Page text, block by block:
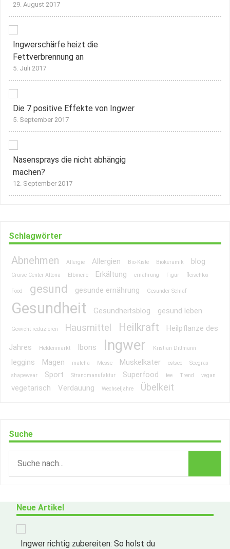
29. August 2017
Ingwerschärfe heizt die
Fettverbrennung an
5. Juli 2017
Die 7 positive Effekte von Ingwer
5. September 2017
Nasensprays die nicht abhängig
machen?
12. September 2017
Schlagwörter
Abnehmen Allergie Allergien Bio-Kiste Biokeramik blog
Cruise Center Altona Elbmeile Erkältung ernährung Figur fleischlos
Food gesund gesunde ernährung Gesunder Schlaf
Gesundheit Gesundheitsblog gesund leben
Gewicht reduzieren Hausmittel Heilkraft Heilpflanze des
Jahres Heldenmarkt Ibons Ingwer Kristian Dittmann
leggins Magen matcha Messe Muskelkater ostsee
Seegras
shapewear
Sport Strandmanufaktur Superfood tee Trend vegan
vegetarisch Verdauung Wechseljahre Übelkeit
Suche
Neue Artikel
Ingwer richtig zubereiten: So holst du